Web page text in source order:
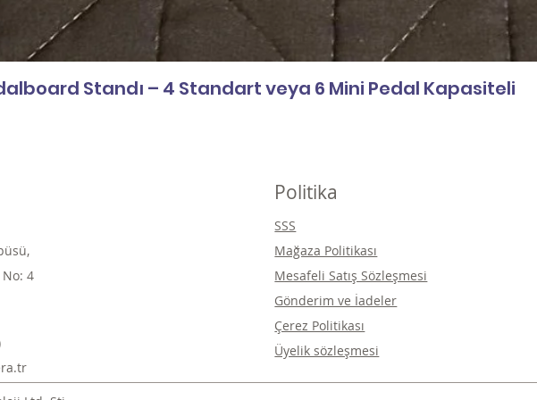
Standı – 4 Standart veya 6 Mini Pedal Kapasiteli
4
Politika
SSS
Mağaza Politikası
Mesafeli Satış Sözleşmesi
Gönderim ve İadeler
Çerez Politikası
Üyelik sözleşmesi